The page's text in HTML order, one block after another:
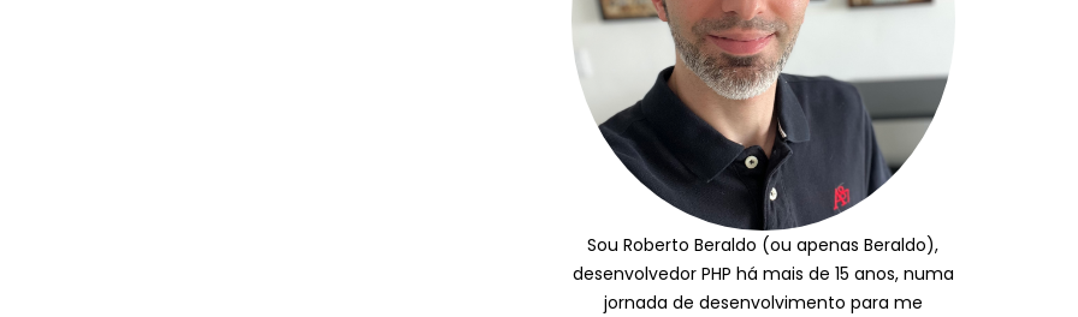
Sou Roberto Beraldo (ou apenas Beraldo),
desenvolvedor PHP há mais de 15 anos, numa
jornada de desenvolvimento para me